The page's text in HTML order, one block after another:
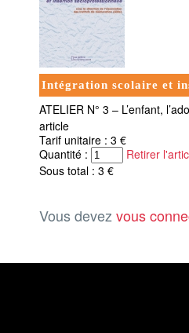
Intégration scolaire et
ATELIER N° 3 – L’enfant,
article
Tarif unitaire : 3 €
Quantité :
Retirer
Sous total : 3 €
Vous devezvous